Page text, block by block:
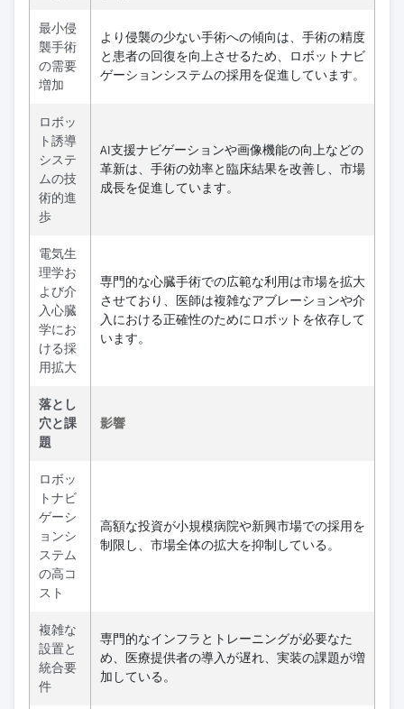
最小侵
襲手術
の需要
増加
より侵襲の少ない手術への傾向は、手術の精度
と患者の回復を向上させるため、ロボットナビ
ゲーションシステムの採用を促進しています。
ロボッ
ト誘導
システ
ムの技
術的進
歩
AI支援ナビゲーションや画像機能の向上などの
革新は、手術の効率と臨床結果を改善し、市場
成長を促進しています。
電気生
理学お
よび介
入心臓
学にお
ける採
用拡大
専門的な心臓手術での広範な利用は市場を拡大
させており、医師は複雑なアブレーションや介
入における正確性のためにロボットを依存して
います。
落とし
穴と課
題
影響
ロボッ
トナビ
ゲーシ
ョンシ
ステム
の高コ
スト
高額な投資が小規模病院や新興市場での採用を
制限し、市場全体の拡大を抑制している。
複雑な
設置と
統合要
件
専門的なインフラとトレーニングが必要なた
め、医療提供者の導入が遅れ、実装の課題が増
加している。